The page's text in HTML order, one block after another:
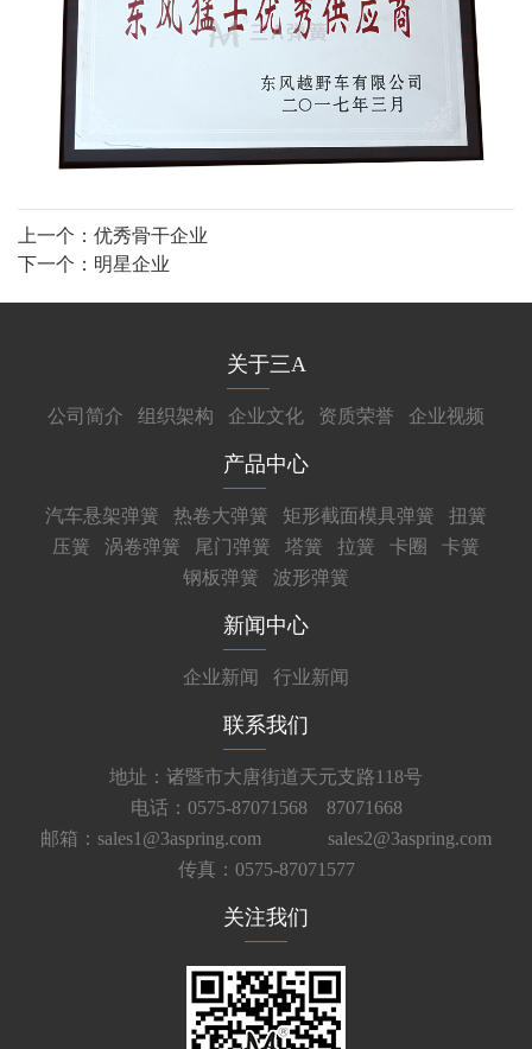
上一个： 优秀骨干企业
下一个： 明星企业
关于三A
公司简介 组织架构 企业文化 资质荣誉 企业视频
产品中心
汽车悬架弹簧 热卷大弹簧 矩形截面模具弹簧
扭簧
压簧
涡卷弹簧 尾门弹簧 塔簧 拉簧 卡圈
卡簧
钢板弹簧
波形弹簧
新闻中心
企业新闻 行业新闻
联系我们
地址：诸暨市大唐街道天元支路118号
电话：0575-87071568 87071668
邮箱：sales1@3aspring.com
sales2@3aspring.com
传真：0575-87071577
关注我们